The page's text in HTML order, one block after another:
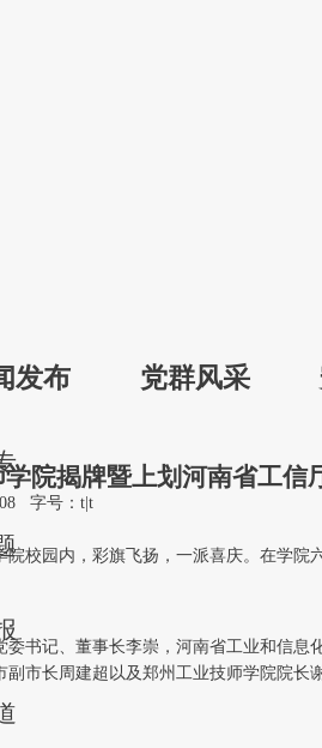
发布 党群风采
院揭牌暨上划河南省工信
字号： t t
校园内，彩旗飞扬，一派喜庆。在学
书记、董事长李崇，河南省工业和信
市长周建超以及郑州工业技师学院院长